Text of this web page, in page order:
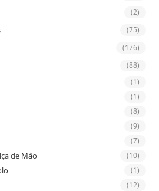
(2)
(75)
(176)
(88)
(1)
(1)
(8)
(9)
(7)
de Mão (10)
(1)
(12)